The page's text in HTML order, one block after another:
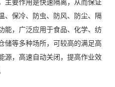
、保冷、防虫、防风、防尘、隔
能，广泛应用于食品、化学、纺
储等多种场所，可较高的满足高
源，高速自动关闭，提高作业效